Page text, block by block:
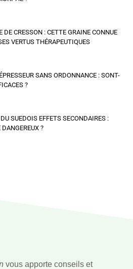
DE CRESSON : CETTE GRAINE CONNUE
VERTUS THÉRAPEUTIQUES
SANS ORDONNANCE : SONT-
?
SUEDOIS EFFETS SECONDAIRES :
DANGEREUX ?
vous apporte conseils et